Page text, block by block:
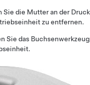
Sie die Mutter an der
zu entfernen.
Sie das